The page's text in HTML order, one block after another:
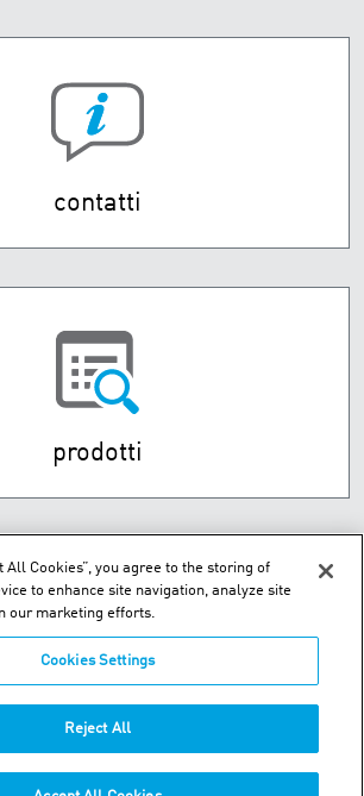
contatti
prodotti
Cinisello Balsamo - 20092 Milano, Italy
+39-02-94759236
All Cookies”, you agree to the storing of
to enhance site navigation, analyze site
our marketing efforts.
Cookies Settings
Reject All